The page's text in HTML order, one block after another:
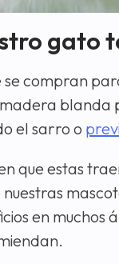
compran
madera blanda
el sarro o
que estas
en muchos